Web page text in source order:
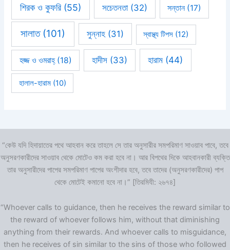
শিরক ও কুফরি(55) সচেতনতা(32) সন্তান(17)
সালাত(101) সুন্নাহ (31) স্বাস্থ্য টিপস (12)
হজ্জ ও ওমরাহ্‌(18) হাদীস(33) হারাম (44)
হালাল-হারাম(10)
“কেউ যদি হিদায়াতের পথে আহবান করে তাহলে সে তার অনুসারীর সমপরিমাণ সাওয়াব পাবে, তবে
অনুসরণকারীদের সাওয়াব থেকে মোটেও কম করা হবে না। আর বিপথের দিকে আহবানকারী ব্যক্তি
তার অনুসারীদের পাপের সমপরিমাণ পাপের অংশীদার হবে, তবে তাদের (অনুসরণকারীদের) পাপ
থেকে মোটেই কমানো হবে না।” [তিরমিযী: ২৬৭৪]
“Whoever calls to guidance, then he receives the reward similar to
the reward of whoever follows him, without that diminishing
anything from their rewards. And whoever calls to misguidance,
then he receives of sin similar to the sins of those who followed